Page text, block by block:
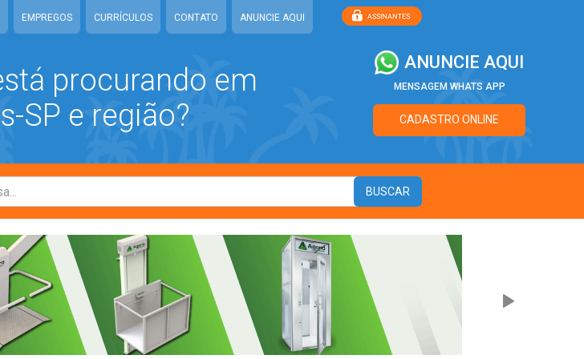
EMPREGOS CURRÍCULOS CONTATO ANUNCIE AQUI
procurando em
SP e região?
ANUNCIE AQUI
MENSAGEM WHATS APP
CADASTRO ONLINE